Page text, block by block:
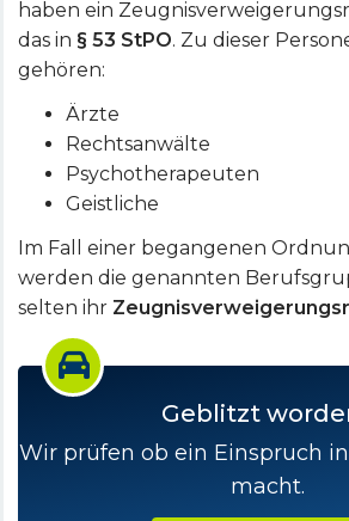
haben ein
das in § 53 StPO. Zu dieser
gehören:
Ärzte
Rechtsanwälte
Psychotherapeuten
Geistliche
Im Fall einer begangenen
werden die genannten
selten ihr
Geblitzt
Wir prüfen ob ein Einspruch
macht.